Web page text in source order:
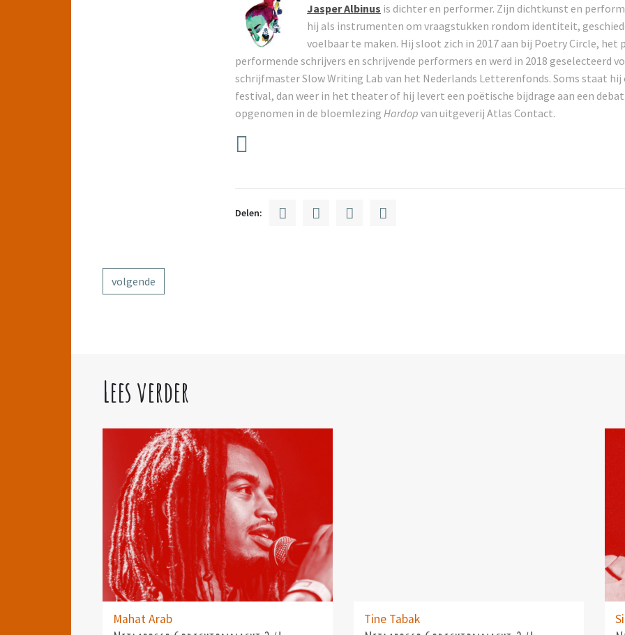
Jasper Albinus is dichter en performer. Zijn dichtkunst en
hij als instrumenten om vraagstukken rondom identiteit,
voelbaar te maken. Hij sloot zich in 2017 aan bij Poetry Circle,
performende schrijvers en schrijvende performers en werd in 2018 geselecteerd
schrijfmaster Slow Writing Lab van het Nederlands Letterenfonds. Soms staat
festival, dan weer in het theater of hij levert een poëtische bijdrage aan een
opgenomen in de bloemlezing Hardop van uitgeverij Atlas Contact.
Delen:
volgende
Lees verder
Mahat Arab Tine Tabak